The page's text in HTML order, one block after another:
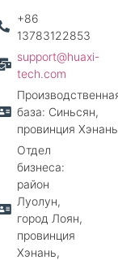
+86
13783122853
support@huaxi-
tech.com
база: Синьсян,
провинция
Отдел
бизнеса:
район
Луолун,
город Лоян,
провинция
Хэнань,